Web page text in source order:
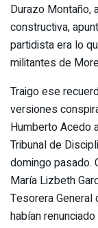
Durazo Montaño,
constructiva,
partidista era lo
militantes de
Traigo ese
versiones
Humberto Acedo
Tribunal de
domingo pasado.
María Lizbeth
Tesorera
habían